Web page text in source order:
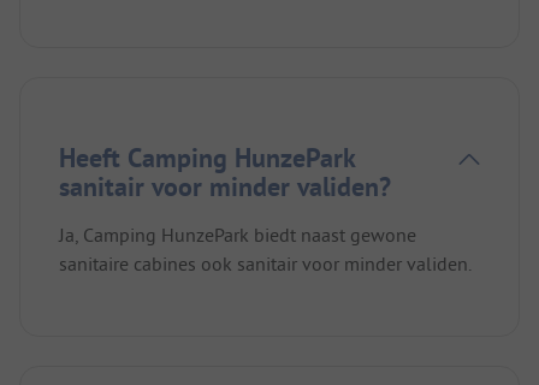
Heeft Camping HunzePark
sanitair voor minder validen?
Ja, Camping HunzePark biedt naast gewone
sanitaire cabines ook sanitair voor minder validen.